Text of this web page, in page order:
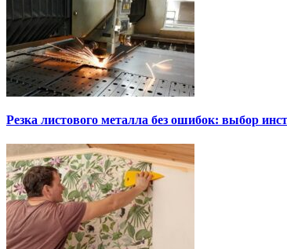
Резка листового металла без ошибок: выбор